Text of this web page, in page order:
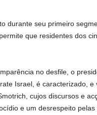
durante seu primeiro
que residentes dos
no desfile, o
Israel, é caracterizado,
cujos discursos e
e um desrespeito pelas